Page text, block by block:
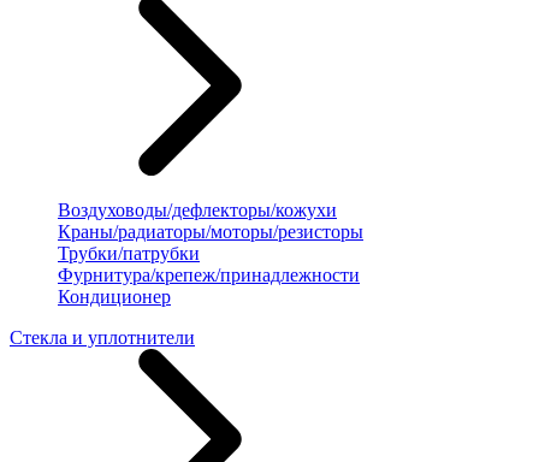
Воздуховоды/дефлекторы/кожухи
Краны/радиаторы/моторы/резисторы
Трубки/патрубки
Фурнитура/крепеж/принадлежности
Кондиционер
Стекла и уплотнители